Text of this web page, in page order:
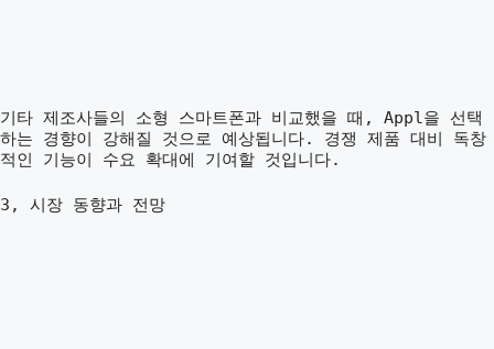
기타 제조사들의 소형 스마트폰과 비교했을 때, Appl을 선택
하는 경향이 강해질 것으로 예상됩니다. 경쟁 제품 대비 독창
적인 기능이 수요 확대에 기여할 것입니다.
3, 시장 동향과 전망